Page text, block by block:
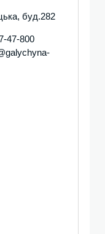
буд.282
47-800